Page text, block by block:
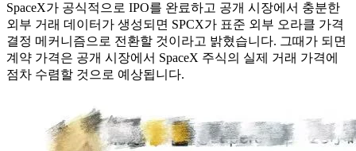
SpaceX가 공식적으로 IPO를 완료하고 공개 시장에서 충분한
외부 거래 데이터가 생성되면 SPCX가 표준 외부 오라클 가격
결정 메커니즘으로 전환할 것이라고 밝혔습니다. 그때가 되면
계약 가격은 공개 시장에서 SpaceX 주식의 실제 거래 가격에
점차 수렴할 것으로 예상됩니다.